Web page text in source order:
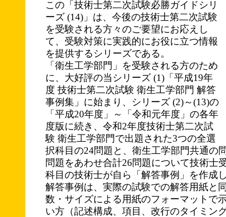
この「技術士第二次試験必勝ガイドシリ
ーズ (14)」は、今後の技術士第二次試験
を受験される方々のご要望にお応えし
て、受験対策に実践的にお役に立つ情報
を提供するシリーズである。
「衛生工学部門」を受験される方のため
に、大好評の当シリーズ (1)「平成19年
度 技術士第二次試験 衛生工学部門 解答
事例集」に始まり、シリーズ (2)～(13)の
「平成20年度」～「令和元年度」の各年
度版に続き、令和2年度技術士第二次試
験 衛生工学部門で出題された3つの全選
択科目の24問題と、衛生工学部門共通の
問題をあわせ合計26問題について技術士
科目の技術士が自ら「解答事例」を作成
解答事例は、実際の試験での解答用紙と
数・サイズによる用紙のフォーマットで
い方（記述構成、項目、改行のタイミン